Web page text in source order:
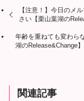
【注意！】今日のメ
さい【栗山葉湖の
年齢を重ねても変わら
湖のRelease&Change】
関連記事